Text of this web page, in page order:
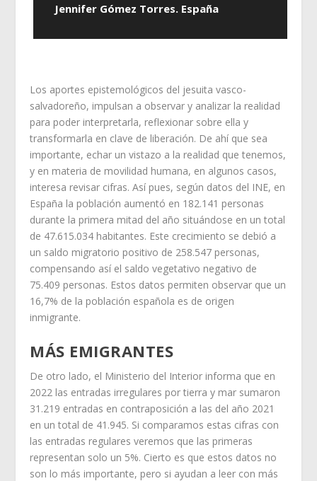
Jennifer Gómez Torres. España
Los aportes epistemológicos del jesuita vasco-
salvadoreño, impulsan a observar y analizar la realidad
para poder interpretarla, reflexionar sobre ella y
transformarla en clave de liberación. De ahí que sea
importante, echar un vistazo a la realidad que tenemos,
y en materia de movilidad humana, en algunos casos,
interesa revisar cifras. Así pues, según datos del INE, en
España la población aumentó en 182.141 personas
durante la primera mitad del año situándose en un total
de 47.615.034 habitantes. Este crecimiento se debió a
un saldo migratorio positivo de 258.547 personas,
compensando así el saldo vegetativo negativo de
75.409 personas. Estos datos permiten observar que un
16,7% de la población española es de origen
inmigrante.
MÁS EMIGRANTES
De otro lado, el Ministerio del Interior informa que en
2022 las entradas irregulares por tierra y mar sumaron
31.219 entradas en contraposición a las del año 2021
en un total de 41.945. Si comparamos estas cifras con
las entradas regulares veremos que las primeras
representan solo un 5%. Cierto es que estos datos no
son lo más importante, pero si ayudan a leer con más